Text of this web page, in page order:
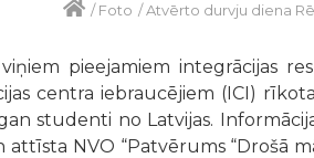
/Foto /Atvērto durvju diena
pieejamiem integrācijas
centra iebraucējiem (ICI)
studenti no Latvijas.
NVO “Patvērums “Drošā